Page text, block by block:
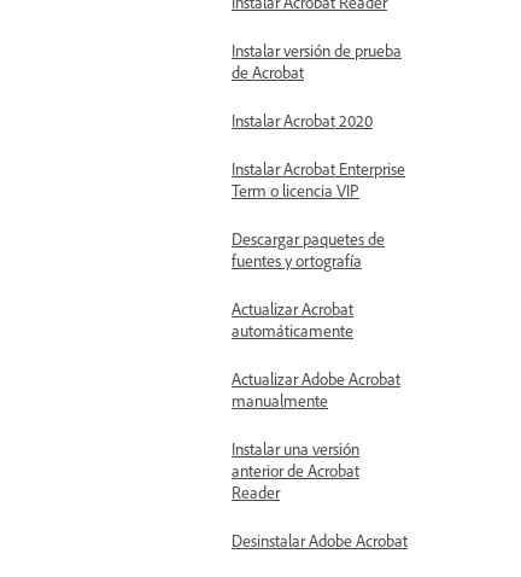
Instalar versión de prueba
de Acrobat
Instalar Acrobat 2020
Instalar Acrobat Enterprise
Term o licencia VIP
Descargar paquetes de
fuentes y ortografía
Actualizar Acrobat
automáticamente
Actualizar Adobe Acrobat
manualmente
Instalar una versión
anterior de Acrobat
Reader
Desinstalar Adobe Acrobat